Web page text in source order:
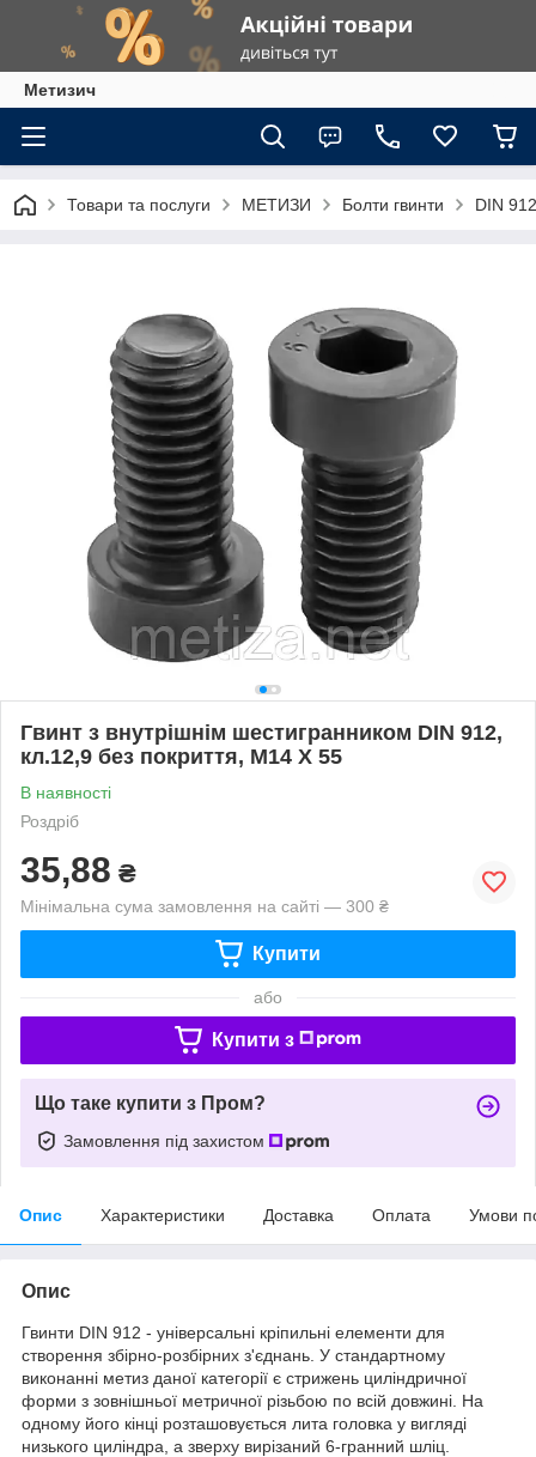
Метизич
Товари та послуги МЕТИЗИ Болти гвинти DIN
Гвинт з внутрішнім шестигранником DIN 912,
кл.12,9 без покриття, М14 Х 55
В наявності
Роздріб
35,88 ₴
Мінімальна сума замовлення на сайті — 300 ₴
Купити
або
Купити з
Що таке купити з Пром?
Замовлення під захистом
Опис Характеристики Доставка Оплата Умови
Опис
Гвинти DIN 912 - універсальні кріпильні елементи для
створення збірно-розбірних з'єднань. У стандартному
виконанні метиз даної категорії є стрижень циліндричної
форми з зовнішньої метричної різьбою по всій довжині. На
одному його кінці розташовується лита головка у вигляді
низького циліндра, а зверху вирізаний 6-гранний шліц.